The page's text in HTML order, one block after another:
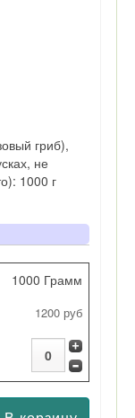
гриб),
не
1000 г
1000 Грамм
1200 руб